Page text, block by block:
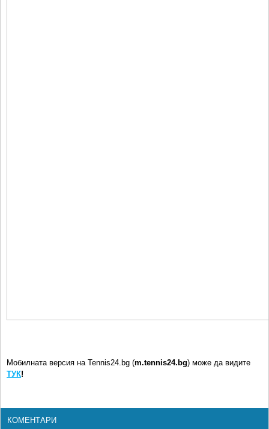
Мобилната версия на Tennis24.bg (m.tennis24.bg) може да видите
ТУК!
КОМЕНТАРИ